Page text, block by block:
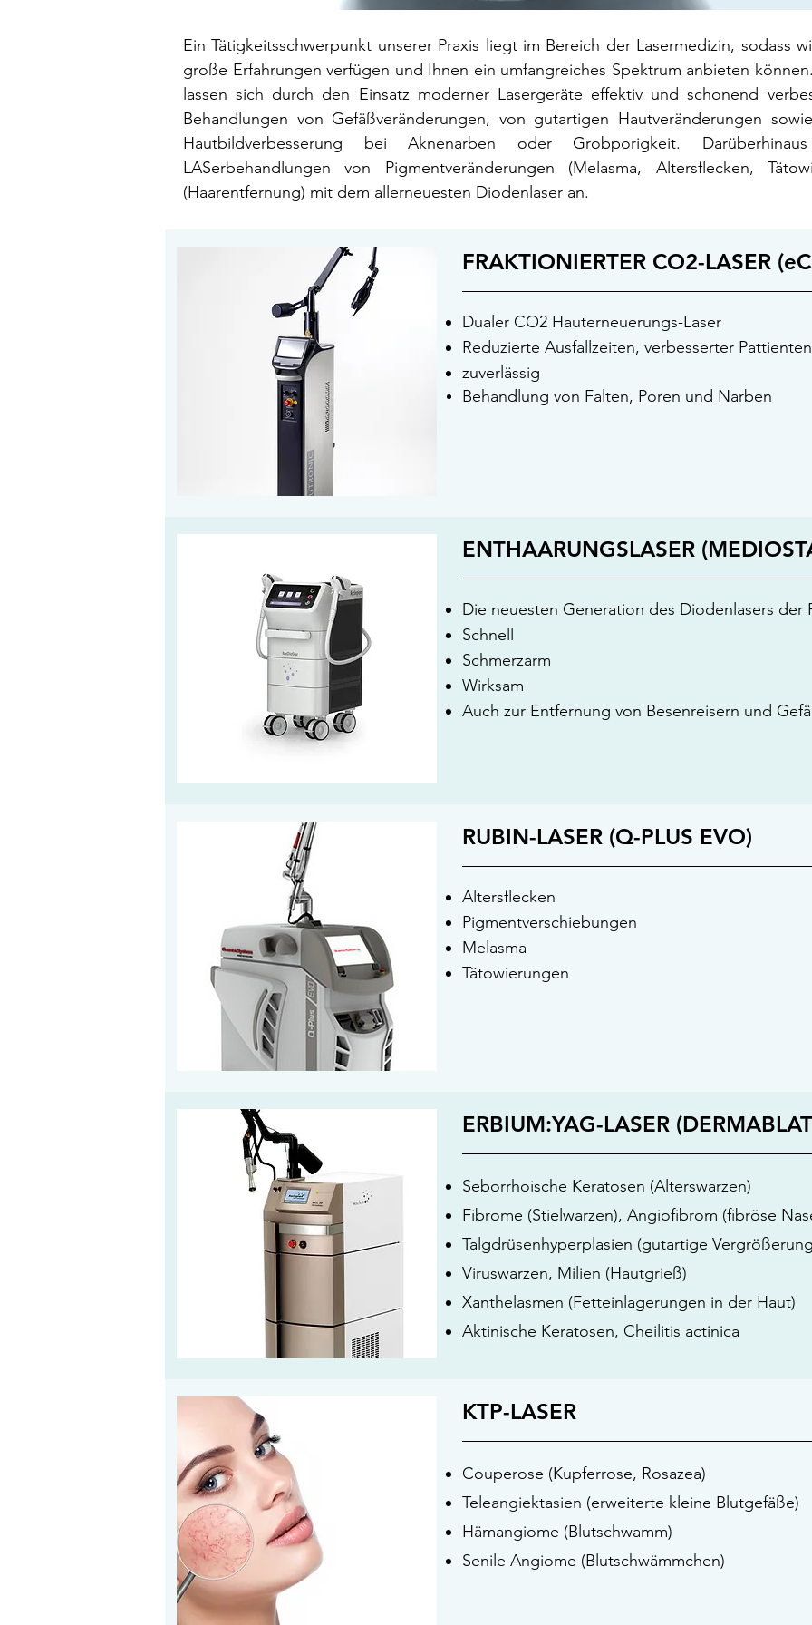
Ein Tätigkeitsschwerpunkt unserer Praxis liegt im Bereich der Lasermedizin, sodass
große Erfahrungen verfügen und Ihnen ein umfangreiches Spektrum anbieten
lassen sich durch den Einsatz moderner Lasergeräte effektiv und schonend
Behandlungen von Gefäßveränderungen, von gutartigen Hautveränderungen
Hautbildverbesserung bei Aknenarben oder Grobporigkeit.
LASerbehandlungen von Pigmentveränderungen (Melasma, Altersflecken,
(Haarentfernung) mit dem allerneuesten Diodenlaser an.
FRAKTIONIERTER CO2-LASER
Dualer CO2 Hauterneuerungs-Laser
Reduzierte Ausfallzeiten, verbesserter
zuverlässig
Behandlung von Falten, Poren und Narben
ENTHAARUNGSLASER
Die neuesten Generation des Diodenlasers der
Schnell
Schmerzarm
Wirksam
Auch zur Entfernung von Besenreisern und
RUBIN-LASER (Q-PLUS EVO)
Altersflecken
Pigmentverschiebungen
Melasma
Tätowierungen
ERBIUM:YAG-LASER
Seborrhoische Keratosen (Alterswarzen)
Fibrome (Stielwarzen), Angiofibrom (fibröse
Talgdrüsenhyperplasien (gutartige
Viruswarzen, Milien (Hautgrieß)
Xanthelasmen (Fetteinlagerungen in der Haut)
Aktinische Keratosen, Cheilitis actinica
KTP-LASER
Couperose (Kupferrose, Rosazea)
Teleangiektasien (erweiterte kleine Blutgefäße)
Hämangiome (Blutschwamm)
Senile Angiome (Blutschwämmchen)